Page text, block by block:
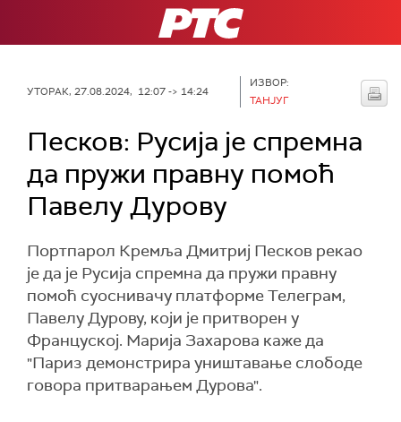
РТС
УТОРАК, 27.08.2024, 12:07 -> 14:24
ИЗВОР:
ТАНЈУГ
Песков: Русија је спремна
да пружи правну помоћ
Павелу Дурову
Портпарол Кремља Дмитриј Песков рекао
је да је Русија спремна да пружи правну
помоћ суоснивачу платформе Телеграм,
Павелу Дурову, који је притворен у
Француској. Марија Захарова каже да
"Париз демонстрира уништавање слободе
говора притварањем Дурова".